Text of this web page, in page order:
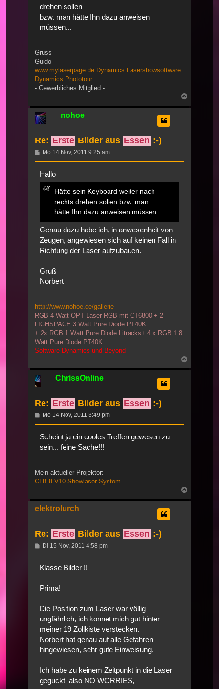
drehen sollen
bzw. man hätte Ihn dazu anweisen
müssen...
Gruss
Guido
www.mylaserpage.de Dynamics Lasershowsoftware
Dynamics Phototour
- Gewerbliches Mitglied -
oben
nohoe
Re: Erste Bilder aus Essen :-)
Beitrag
Mo 14 Nov, 2011 9:25 am
Hallo
Hätte sein Keyboard weiter nach
rechts drehen sollen bzw. man
hätte Ihn dazu anweisen müssen...
Genau dazu habe ich, in anwesenheit von
Zeugen, angewiesen sich auf keinen Fall in
Richtung der Laser aufzubauen.
Gruß
Norbert
http://www.nohoe.de/gallerie
RGB 4 Watt OPT Laser RGB mit CT6800 + 2
LIGHSPACE 3 Watt Pure Diode PT40K
+ 2x RGB 1 Watt Pure Diode Litracks+ 4 x RGB 1.8
Watt Pure Diode PT40K
Software Dynamics und Beyond
oben
ChrissOnline
Re: Erste Bilder aus Essen :-)
Beitrag
Mo 14 Nov, 2011 3:49 pm
Scheint ja ein cooles Treffen gewesen zu
sein... feine Sache!!!
Mein aktueller Projektor:
CLB-8 V10 Showlaser-System
oben
elektrolurch
Re: Erste Bilder aus Essen :-)
Beitrag
Di 15 Nov, 2011 4:58 pm
Klasse Bilder !!
Prima!
Die Position zum Laser war völlig
ungfährlich, ich konnet mich gut hinter
meiner 19 Zollkiste verstecken.
Norbert hat genau auf alle Gefahren
hingewiesen, sehr gute Einweisung.
Ich habe zu keinem Zeitpunkt in die Laser
geguckt, also NO WORRIES,